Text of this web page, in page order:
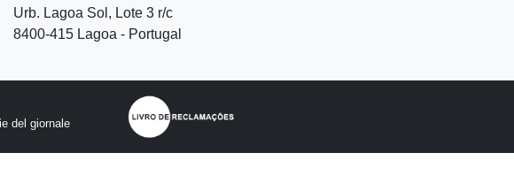
Urb. Lagoa Sol, Lote 3 r/c
8400-415 Lagoa - Portugal
del giornale